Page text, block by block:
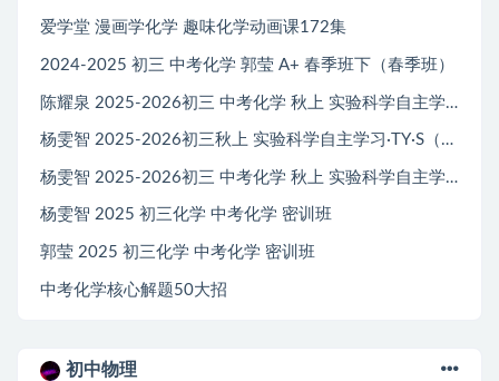
爱学堂 漫画学化学 趣味化学动画课172集
2024-2025 初三 中考化学 郭莹 A+ 春季班下（春季班）
陈耀泉 2025-2026初三 中考化学 秋上 实验科学自主学习·TY·A+（4期）
杨雯智 2025-2026初三秋上 实验科学自主学习·TY·S（3期）
杨雯智 2025-2026初三 中考化学 秋上 实验科学自主学习·TY·A+（2期）
杨雯智 2025 初三化学 中考化学 密训班
郭莹 2025 初三化学 中考化学 密训班
中考化学核心解题50大招
初中物理